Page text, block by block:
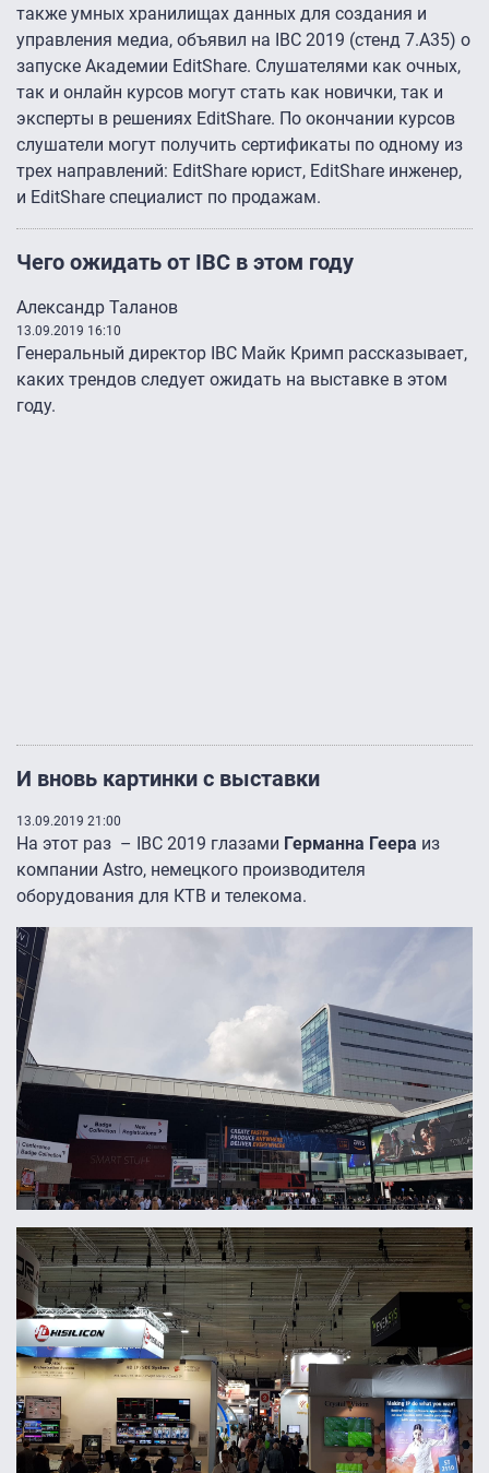
также умных хранилищах данных для создания и
управления медиа, объявил на IBC 2019 (стенд 7.A35) о
запуске Академии EditShare. Слушателями как очных,
так и онлайн курсов могут стать как новички, так и
эксперты в решениях EditShare. По окончании курсов
слушатели могут получить сертификаты по одному из
трех направлений: EditShare юрист, EditShare инженер,
и EditShare специалист по продажам.
Чего ожидать от IBC в этом году
Александр Таланов
13.09.2019 16:10
Генеральный директор IBC Майк Кримп рассказывает,
каких трендов следует ожидать на выставке в этом
году.
И вновь картинки с выставки
13.09.2019 21:00
На этот раз – IBC 2019 глазами Германна Геера из
компании Astro, немецкого производителя
оборудования для КТВ и телекома.